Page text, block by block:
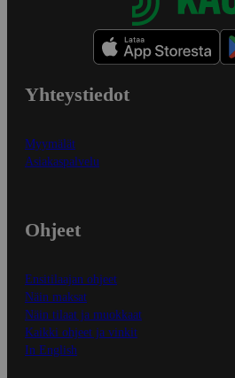
Yhteystiedot
Myymälät
Asiakaspalvelu
Ohjeet
Ensitilaajan ohjeet
Näin maksat
Näin tilaat ja muokkaat
Kaikki ohjeet ja vinkit
In English